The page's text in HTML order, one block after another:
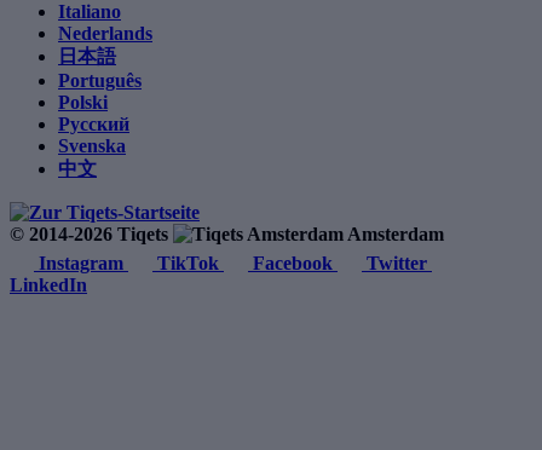
Italiano
Nederlands
日本語
Português
Polski
Русский
Svenska
中文
© 2014-2026 Tiqets
Amsterdam
Instagram
TikTok Facebook
Twitter
LinkedIn